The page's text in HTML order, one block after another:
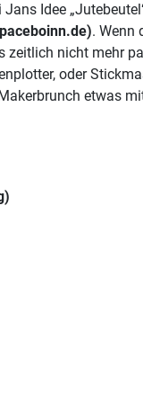
Idee
. Wenn
nicht mehr
oder
etwas